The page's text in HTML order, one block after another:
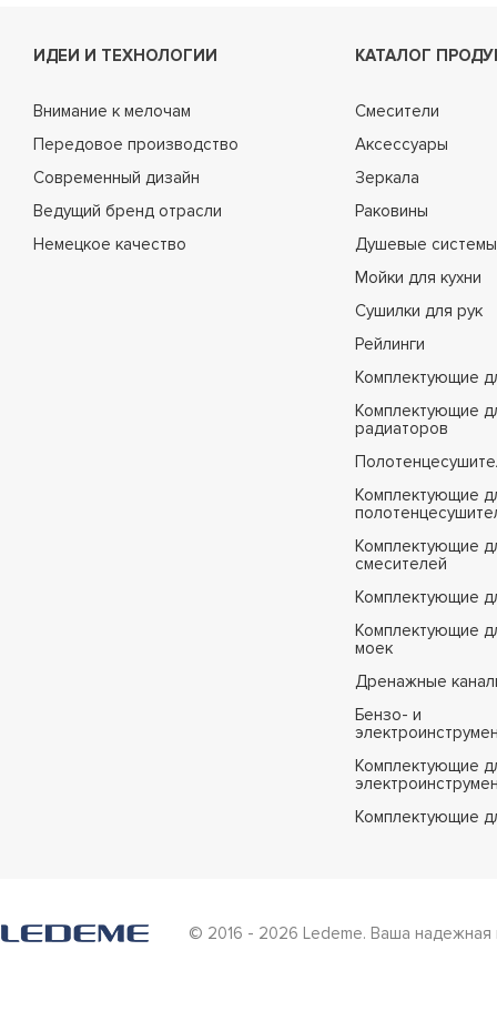
ИДЕИ И ТЕХНОЛОГИИ
Внимание к мелочам
Передовое производство
Современный дизайн
Ведущий бренд отрасли
Немецкое качество
КАТАЛОГ
Смесители
Аксессуары
Зеркала
Раковины
Душевые системы
Мойки для кухни
Сушилки для рук
Рейлинги
Комплектующие
Комплектующие
радиаторов
Комплектующие
Комплектующие
смесителей
Комплектующие
Комплектующие
моек
Дренажные
Бензо- и
Комплектующие
Комплектующие
© 2016 - 2026 Ledeme. Ваша